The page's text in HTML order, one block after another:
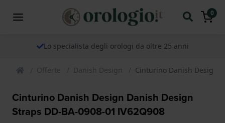
0
Lo specialista degli orologi da oltre 25 anni
Offerte Danish Design Cinturino Danish Design
Cinturino Danish Design Danish Design
Straps DD-BA-0908-01 IV62Q908